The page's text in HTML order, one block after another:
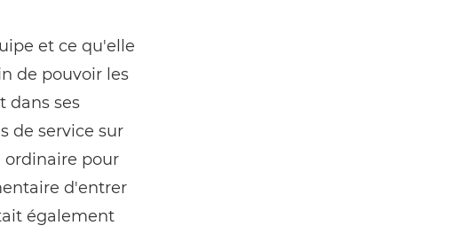
et ce qu'elle
de pouvoir les
dans ses
de service sur
ordinaire pour
d'entrer
également